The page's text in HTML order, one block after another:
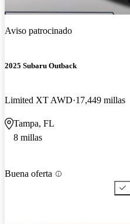
Aviso patrocinado
2025 Subaru Outback
Limited XT AWD 17,449 millas
Tampa, FL
8 millas
Buena oferta